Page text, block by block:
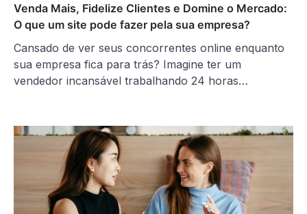
Venda Mais, Fidelize Clientes e Domine o Mercado:
O que um site pode fazer pela sua empresa?
Cansado de ver seus concorrentes online enquanto
sua empresa fica para trás? Imagine ter um
vendedor incansável trabalhando 24 horas…